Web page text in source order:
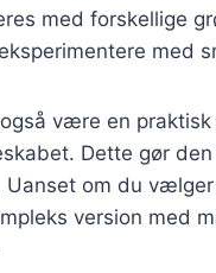
med forskellige
med
være en
Dette gør
om du
version med